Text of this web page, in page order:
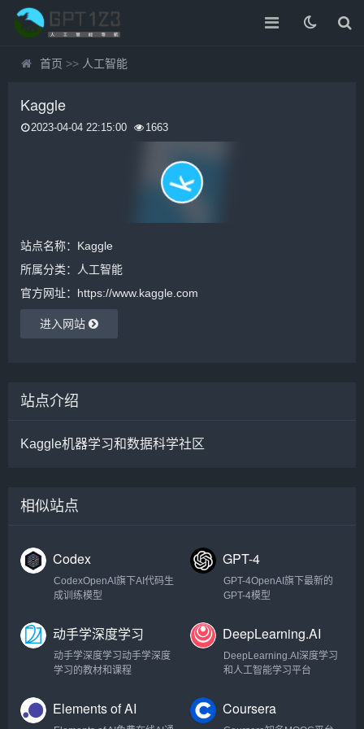
首页 >> 人工智能
Kaggle
2023-04-04 22:15:00 1663
站点名称：Kaggle
所属分类：
人工智能
官方网址：https://www.kaggle.com
进入网站
站点介绍
Kaggle机器学习和数据科学社区
相似站点
Codex
CodexOpenAI旗下AI代码生
成训练模型
GPT-4
GPT-4OpenAI旗下最新的
GPT-4模型
动手学深度学习
动手学深度学习动手学深度
学习的教材和课程
DeepLearning.AI
DeepLearning.AI深度学习
和人工智能学习平台
Elements of AI Coursera